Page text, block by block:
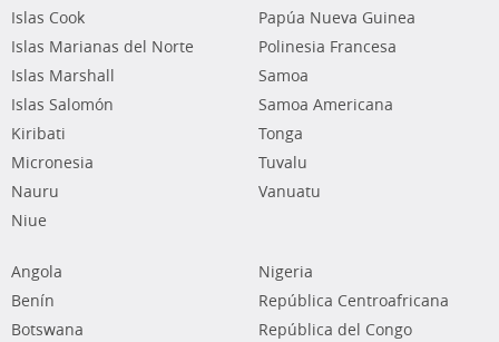
Islas Cook
Islas Marianas del Norte
Islas Marshall
Islas Salomón
Kiribati
Micronesia
Nauru
Niue
Papúa Nueva Guinea
Polinesia Francesa
Samoa
Samoa Americana
Tonga
Tuvalu
Vanuatu
Angola
Benín
Botswana
Nigeria
República Centroafricana
República del Congo